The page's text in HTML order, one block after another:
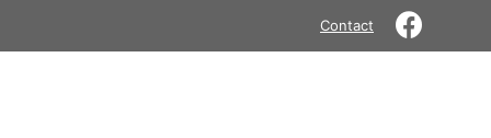
Contact